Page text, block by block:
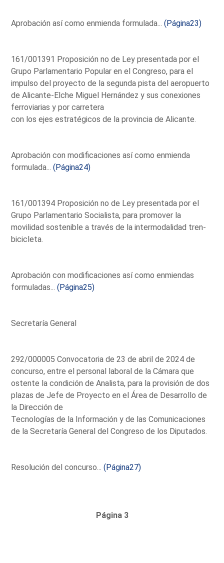
Aprobación así como enmienda formulada...(Página23)
161/001391 Proposición no de Ley presentada por el
Grupo Parlamentario Popular en el Congreso, para el
impulso del proyecto de la segunda pista del aeropuerto
de Alicante-Elche Miguel Hernández y sus conexiones
ferroviarias y por carretera
con los ejes estratégicos de la provincia de Alicante.
Aprobación con modificaciones así como enmienda
formulada...(Página24)
161/001394 Proposición no de Ley presentada por el
Grupo Parlamentario Socialista, para promover la
movilidad sostenible a través de la intermodalidad tren-
bicicleta.
Aprobación con modificaciones así como enmiendas
formuladas...(Página25)
Secretaría General
292/000005 Convocatoria de 23 de abril de 2024 de
concurso, entre el personal laboral de la Cámara que
ostente la condición de Analista, para la provisión de dos
plazas de Jefe de Proyecto en el Área de Desarrollo de
la Dirección de
Tecnologías de la Información y de las Comunicaciones
de la Secretaría General del Congreso de los Diputados.
Resolución del concurso...(Página27)
Página 3